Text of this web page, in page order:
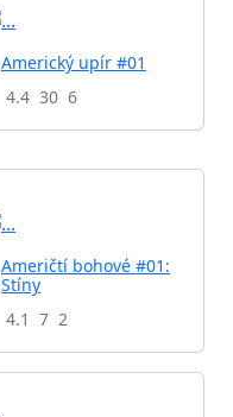
Americký upír #01
4.4 30 6
Američtí bohové #01:
Stíny
4.1 7 2